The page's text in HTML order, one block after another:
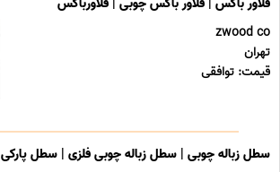
zwood co
تهران
قیمت: توافقی
سطل زباله چوبی | سطل زباله چوبی فلزی | سطل پارکی